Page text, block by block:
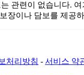
관련이 없습니다.
장이나 담보를 제공
처리방침 - 서비스 약